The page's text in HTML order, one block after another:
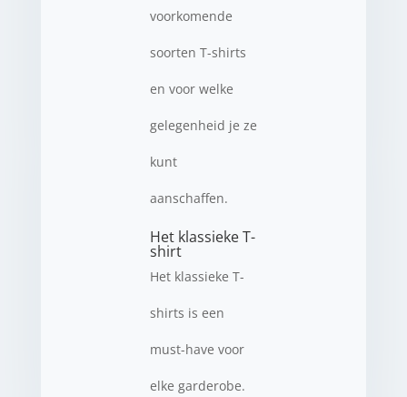
voorkomende
soorten T-shirts
en voor welke
gelegenheid je ze
kunt
aanschaffen.
Het klassieke T-
shirt
Het klassieke T-
shirts is een
must-have voor
elke garderobe.